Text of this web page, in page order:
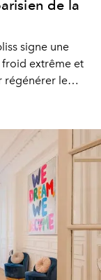
de la
signe une
froid extrême et
régénérer le